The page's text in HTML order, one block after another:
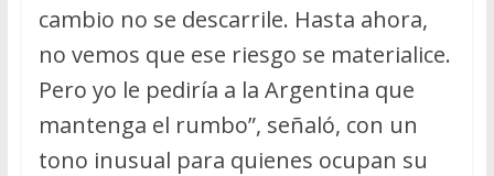
cambio no se descarrile. Hasta ahora,
no vemos que ese riesgo se materialice.
Pero yo le pediría a la Argentina que
mantenga el rumbo”, señaló, con un
tono inusual para quienes ocupan su